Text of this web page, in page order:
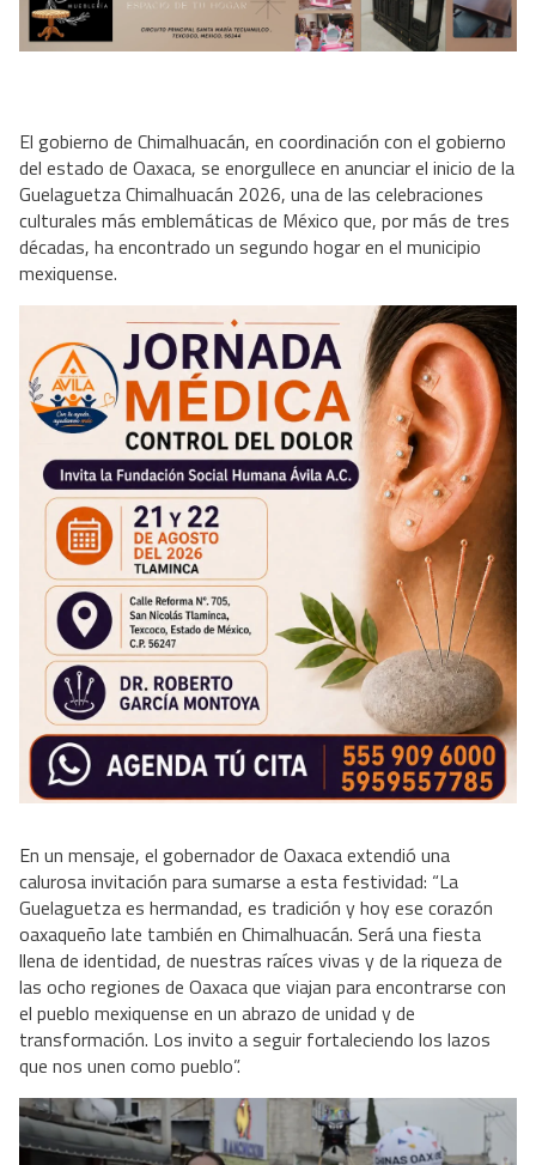
El gobierno de Chimalhuacán, en coordinación con el gobierno
del estado de Oaxaca, se enorgullece en anunciar el inicio de la
Guelaguetza Chimalhuacán 2026, una de las celebraciones
culturales más emblemáticas de México que, por más de tres
décadas, ha encontrado un segundo hogar en el municipio
mexiquense.
En un mensaje, el gobernador de Oaxaca extendió una
calurosa invitación para sumarse a esta festividad: “La
Guelaguetza es hermandad, es tradición y hoy ese corazón
oaxaqueño late también en Chimalhuacán. Será una fiesta
llena de identidad, de nuestras raíces vivas y de la riqueza de
las ocho regiones de Oaxaca que viajan para encontrarse con
el pueblo mexiquense en un abrazo de unidad y de
transformación. Los invito a seguir fortaleciendo los lazos
que nos unen como pueblo”.